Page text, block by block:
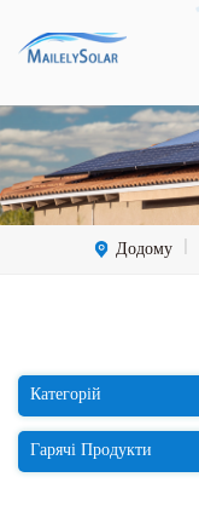
Додому |
Категорій
Гарячі Продукти